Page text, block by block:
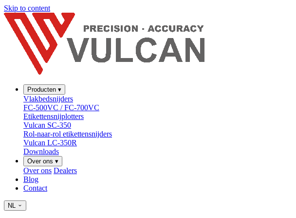
Skip to content
Producten ▾
Vlakbedsnijders
FC-500VC / FC-700VC
Etikettensnijplotters
Vulcan SC-350
Rol-naar-rol etikettensnijders
Vulcan LC-350R
Downloads
Over ons ▾
Over ons Dealers
Blog
Contact
NL